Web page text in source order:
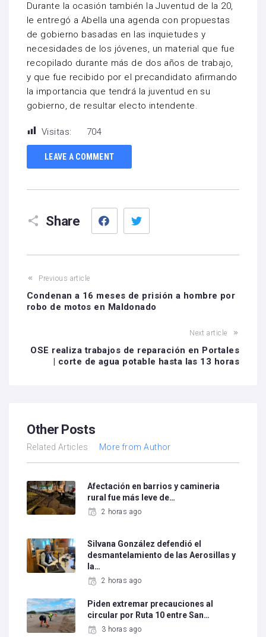
Durante la ocasión también la Juventud de la 20,
le entregó a Abella una agenda con propuestas
de gobierno basadas en las inquietudes y
necesidades de los jóvenes, un material que fue
recopilado durante más de dos años de trabajo,
y que fue recibido por el precandidato afirmando
la importancia que tendrá la juventud en su
gobierno, de resultar electo intendente.
Visitas: 704
LEAVE A COMMENT
Share
Facebook
Previous article
Condenan a 16 meses de prisión a hombre por
robo de motos en Maldonado
Next article
OSE realiza trabajos de reparación en Portales
| corte de agua potable hasta las 13 horas
Other Posts
Related Articles More from Author
Afectación en barrios y camineria
rural fue más leve de…
2 horas ago
Silvana González defendió el
desmantelamiento de las Aerosillas y
la…
2 horas ago
Piden extremar precauciones al
circular por Ruta 10 entre San…
3 horas ago